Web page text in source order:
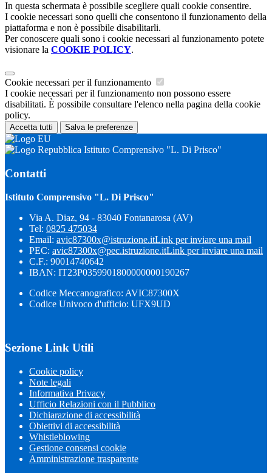
In questa schermata è possibile scegliere quali cookie consentire.
I cookie necessari sono quelli che consentono il funzionamento della
piattaforma e non è possibile disabilitarli.
Per conoscere quali sono i cookie necessari al funzionamento potete
visionare la COOKIE POLICY.
Cookie necessari per il funzionamento
I cookie necessari per il funzionamento non possono essere
disabilitati. È possibile consultare l'elenco nella pagina della cookie
policy.
Accetta tutti Salva le preferenze
Istituto Comprensivo "L. Di Prisco"
Contatti
Istituto Comprensivo "L. Di Prisco"
Via A. Diaz, 94 - 83040 Fontanarosa (AV)
Tel: 0825 475034
Email: avic87300x@istruzione.itLink per inviare una mail
PEC: avic87300x@pec.istruzione.itLink per inviare una mail
C.F.: 90014740642
IBAN: IT23P0359901800000000190267
Codice Meccanografico: AVIC87300X
Codice Univoco d'ufficio: UFX9UD
Sezione Link Utili
Cookie policy
Note legali
Informativa Privacy
Ufficio Relazioni con il Pubblico
Dichiarazione di accessibilità
Obiettivi di accessibilità
Whistleblowing
Gestione consensi cookie
Amministrazione trasparente